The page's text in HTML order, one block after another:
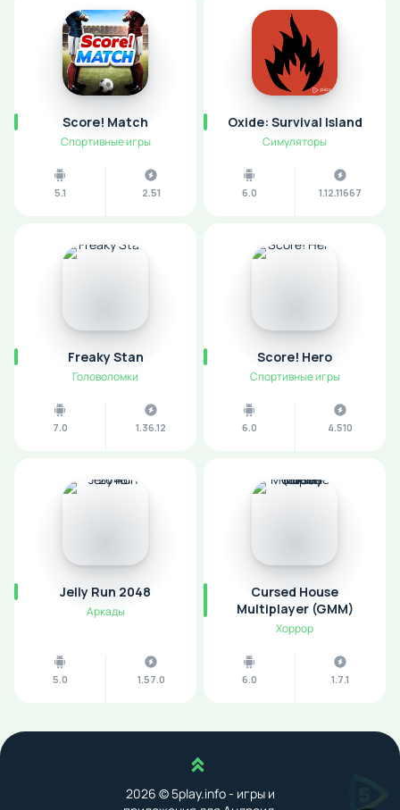
Score! Match
Спортивные игры
5.1 2.51
Oxide: Survival Island
Симуляторы
6.0 1.12.11667
Freaky Stan
Головоломки
7.0 1.36.12
Score! Hero
Спортивные игры
6.0 4.510
Jelly Run 2048
Аркады
5.0 1.57.0
Cursed House
Multiplayer (GMM)
Хоррор
6.0 1.7.1
Наверх
2026 © 5play.info - игры и